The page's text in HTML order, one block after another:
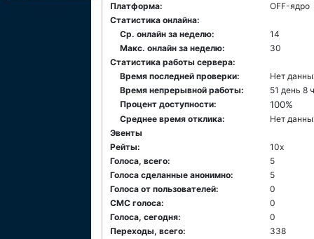
Платформа:
ОFF-ядро
Статистика онлайна:
Ср. онлайн за неделю:
14
Макс. онлайн за неделю:
30
Статистика работы сервера:
Время последней проверки:
Нет
Время непрерывной работы:
51 день 8
Процент доступности:
100%
Среднее время отклика:
Нет
Эвенты
Рейты:
10x
Голоса, всего:
5
Голоса сделанные анонимно:
5
Голоса от пользователей:
0
СМС голоса:
0
Голоса, сегодня:
0
Переходы, всего:
338